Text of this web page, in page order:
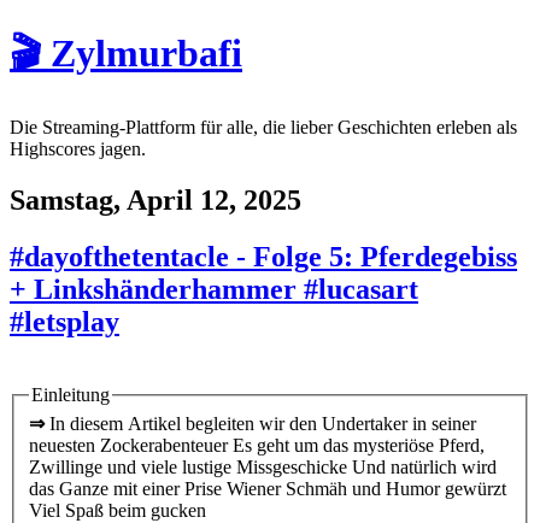
🎬 Zylmurbafi
Die Streaming-Plattform für alle, die lieber Geschichten erleben als
Highscores jagen.
Samstag, April 12, 2025
#dayofthetentacle - Folge 5: Pferdegebiss
+ Linkshänderhammer #lucasart
#letsplay
Einleitung
⇒In diesem Artikel begleiten wir den Undertaker in seiner
neuesten Zockerabenteuer Es geht um das mysteriöse Pferd,
Zwillinge und viele lustige Missgeschicke Und natürlich wird
das Ganze mit einer Prise Wiener Schmäh und Humor gewürzt
Viel Spaß beim gucken